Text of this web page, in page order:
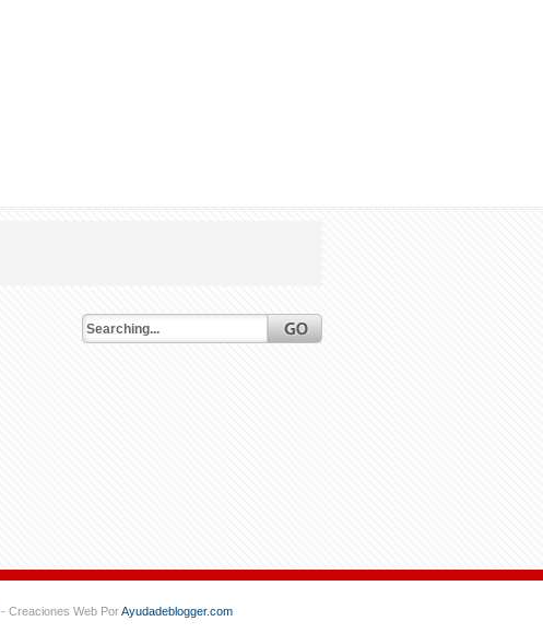
- Creaciones Web PorAyudadeblogger.com